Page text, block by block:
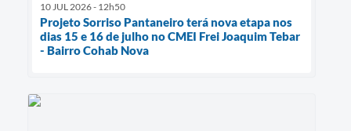
10 JUL 2026 - 12h50
Projeto Sorriso Pantaneiro terá nova etapa nos
dias 15 e 16 de julho no CMEI Frei Joaquim Tebar
- Bairro Cohab Nova